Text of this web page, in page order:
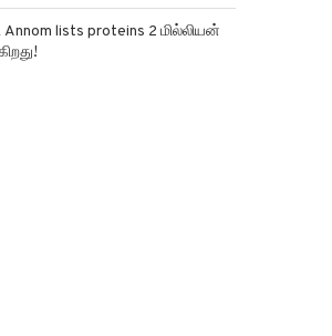
lists proteins 2 மில்லியன்